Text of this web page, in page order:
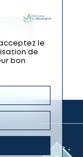
LÉGALES•
le
de
bon